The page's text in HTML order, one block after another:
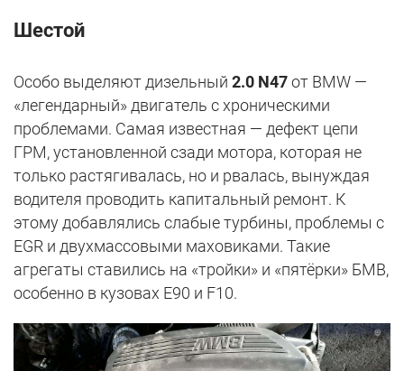
Шестой
Особо выделяют дизельный 2.0 N47от BMW —
«легендарный» двигатель с хроническими
проблемами. Самая известная — дефект цепи
ГРМ, установленной сзади мотора, которая не
только растягивалась, но и рвалась, вынуждая
водителя проводить капитальный ремонт. К
этому добавлялись слабые турбины, проблемы с
EGR и двухмассовыми маховиками. Такие
агрегаты ставились на «тройки» и «пятёрки» БМВ,
особенно в кузовах E90 и F10.